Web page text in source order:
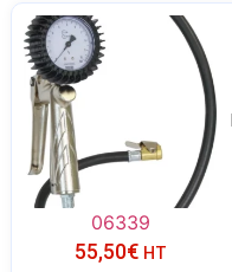
06339
55,50€ HT